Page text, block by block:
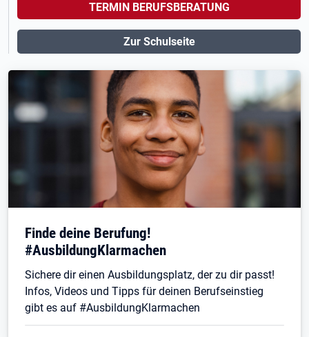
TERMIN BERUFSBERATUNG
Zur Schulseite
Finde deine Berufung!
#AusbildungKlarmachen
Sichere dir einen Ausbildungsplatz, der zu dir passt!
Infos, Videos und Tipps für deinen Berufseinstieg
gibt es auf #AusbildungKlarmachen